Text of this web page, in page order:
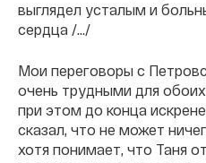
выглядел усталым и
сердца /.../
Мои переговоры с
очень трудными для
при этом до конца
сказал, что не может
хотя понимает, что Таня